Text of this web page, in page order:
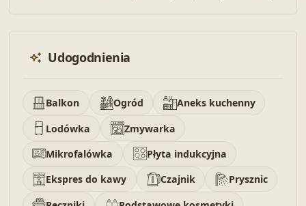
Udogodnienia
Balkon Ogród
Aneks kuchenny
Lodówka
Zmywarka
Mikrofalówka
Płyta indukcyjna
Ekspres do kawy
Czajnik
Prysznic